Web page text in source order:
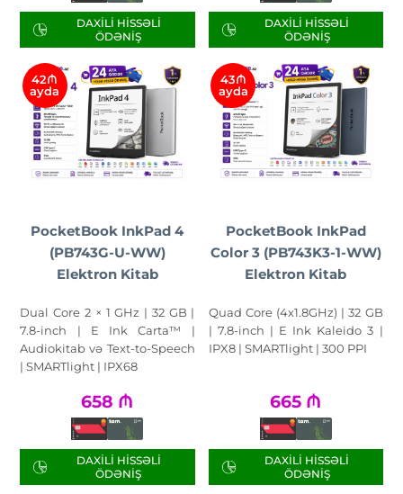
DAXILI HISSƏLI
ÖDƏNIŞ
DAXILI HISSƏLI
ÖDƏNIŞ
42₼
ayda
PocketBook InkPad 4
(PB743G-U-WW)
Elektron Kitab
Dual Core 2 × 1 GHz | 32 GB |
7.8-inch | E Ink Carta™ |
Audiokitab və Text-to-Speech
| SMARTlight | IPX68
658 ₼
DAXILI HISSƏLI
ÖDƏNIŞ
43₼
ayda
PocketBook InkPad
Color 3 (PB743K3-1-WW)
Elektron Kitab
Quad Core (4x1.8GHz) | 32 GB
| 7.8-inch | E Ink Kaleido 3 |
IPX8 | SMARTlight | 300 PPI
665 ₼
DAXILI HISSƏLI
ÖDƏNIŞ